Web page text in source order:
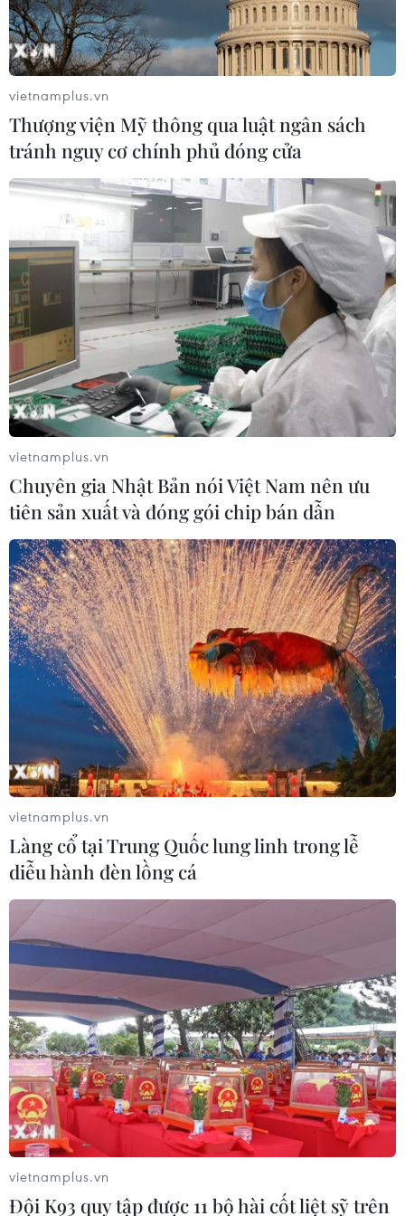
#ra khỏi thành phố #trái phép
#xe khách
#chống dịch bệnh truyền nhiễm
Tp. Hồ Chí Minh
Theo dõi VietnamPlus
TIN LIÊN QUAN
Nghệ An hỗ trợ đưa người dân từ vùng
dịch COVID-19 trở về
Theo kế hoạch, tỉnh Nghệ An sẽ tổ chức 6 chuyến bay
để đưa người dân từ vùng có dịch về quê, tất cả kinh
phí của chuyến bay được tỉnh Nghệ An hỗ trợ.
vietnamplus.vn
Thượng viện Mỹ thông qua luật ngân sách
tránh nguy cơ chính phủ đóng cửa
vietnamplus.vn
Chuyên gia Nhật Bản nói Việt Nam nên ưu
tiên sản xuất và đóng gói chip bán dẫn
vietnamplus.vn
Làng cổ tại Trung Quốc lung linh trong lễ
diễu hành đèn lồng cá
vietnamplus.vn
Đội K93 quy tập được 11 bộ hài cốt liệt sỹ trên